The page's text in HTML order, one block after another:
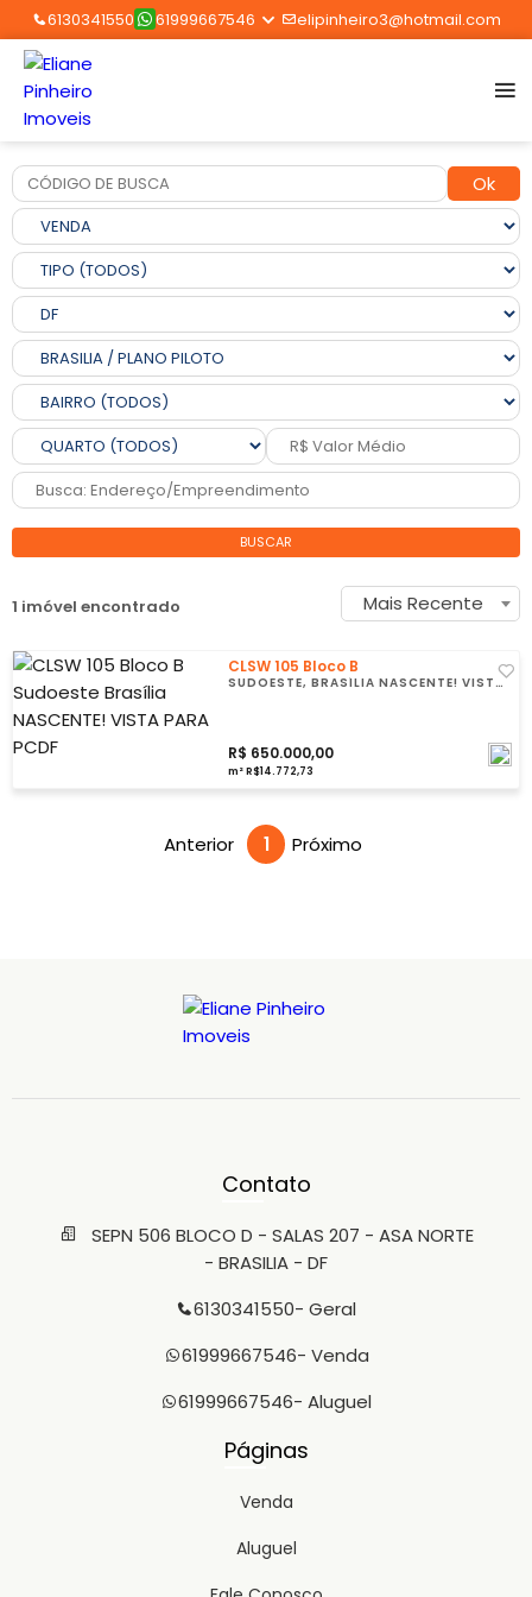
6130341550 61999667546 elipinheiro3@hotmail.com
Ok
BUSCAR
1 imóvel encontrado Mais Recente
CLSW 105 Bloco B
SUDOESTE, BRASÍLIA NASCENTE! VISTA
R$ 650.000,00
m² R$14.772,73
Anterior 1 Próximo
Contato
SEPN 506 BLOCO D - SALAS 207 - ASA NORTE
- BRASILIA - DF
6130341550- Geral
61999667546- Venda
61999667546- Aluguel
Páginas
Venda
Aluguel